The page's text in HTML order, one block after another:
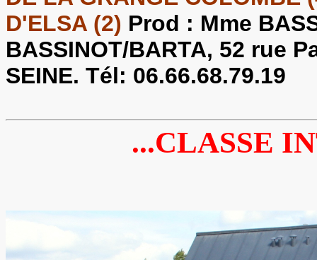
D'ELSA (2) Prod : Mme
BASSINOT/BARTA, 52 rue
SEINE. Tél: 06.66.68.79.19
...CLASSE